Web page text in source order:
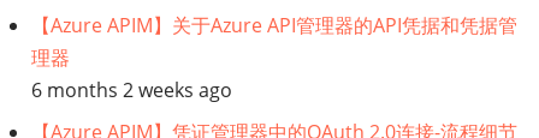
【Azure APIM】关于Azure API管理器的API凭据和凭据管
理器
6 months 2 weeks ago
【Azure APIM】凭证管理器中的OAuth 2.0连接-流程细节